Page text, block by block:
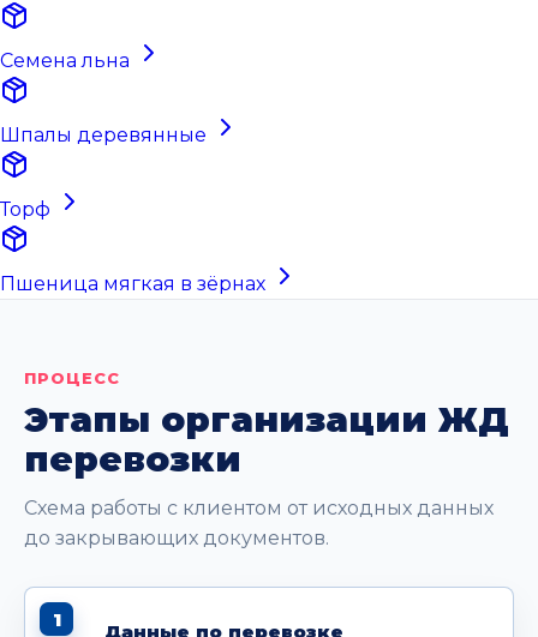
Семена льна
Шпалы деревянные
Торф
Пшеница мягкая в зёрнах
ПРОЦЕСС
Этапы организации ЖД
перевозки
Схема работы с клиентом от исходных данных
до закрывающих документов.
1
Данные по перевозке